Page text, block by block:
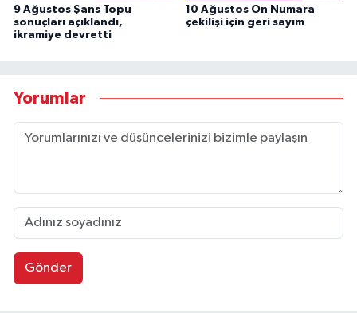
9 Ağustos Şans Topu
sonuçları açıklandı,
ikramiye devretti
10 Ağustos On Numara
çekilişi için geri sayım
Yorumlar
Gönder